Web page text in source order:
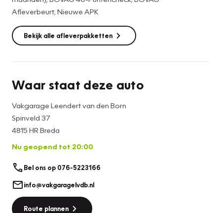
- Tenaamstelling auto
- Vrijwaring inruilauto
Afleverbeurt; Nieuwe APK
Bekijk alle afleverpakketten
Waar staat deze auto
Vakgarage Leendert van den Born
Spinveld 37
4815 HR Breda
Nu geopend tot 20:00
Bel ons op 076-5223166
info@vakgaragelvdb.nl
Route plannen